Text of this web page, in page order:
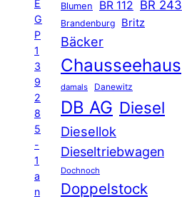
E
G
P
1
3
9
2
8
5
-
1
a
n
Blumen BR 112 BR 243
Brandenburg Britz
Bäcker
Chausseehaus
damals Danewitz
DB AG Diesel
Diesellok
Dieseltriebwagen
Dochnoch
Doppelstock